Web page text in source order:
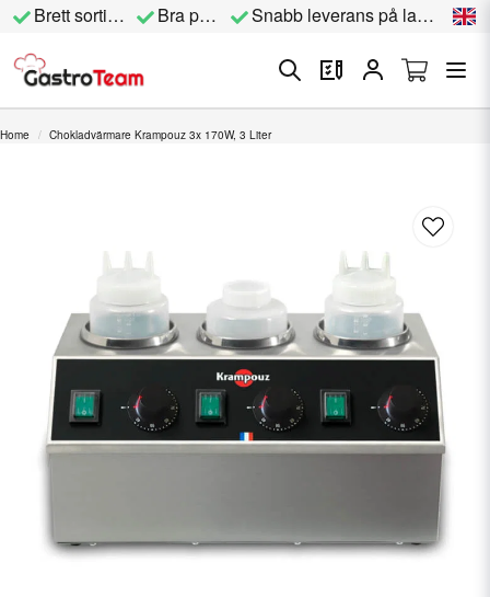
Brett sortiment Bra priser Snabb leverans på lagervara
Home Chokladvärmare Krampouz 3x 170W, 3 Liter